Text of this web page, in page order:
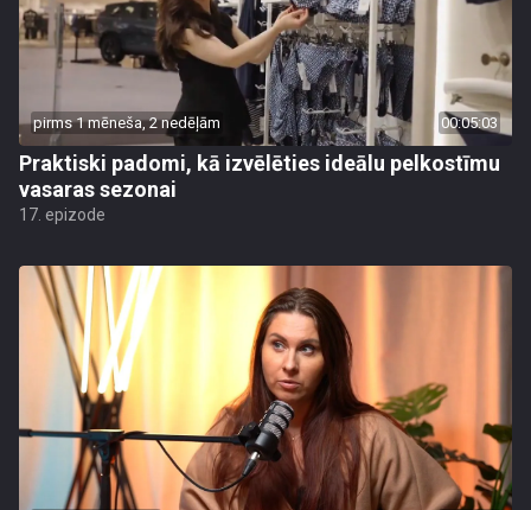
pirms 1 mēneša, 2 nedēļām 00:05:03
Praktiski padomi, kā izvēlēties ideālu pelkostīmu
vasaras sezonai
17. epizode